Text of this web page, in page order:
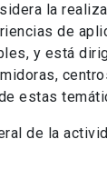
la
de
y está
estas
de la